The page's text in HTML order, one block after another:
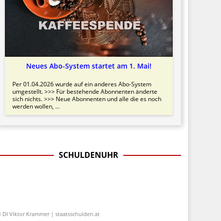
Neues Abo-System startet am 1. Mai!
Per 01.04.2026 wurde auf ein anderes Abo-System
umgestellt. >>> Für bestehende Abonnenten änderte
sich nichts. >>> Neue Abonnenten und alle die es noch
werden wollen, ...
SCHULDENUHR
DI Viktor Krammer | staatsschulden.at